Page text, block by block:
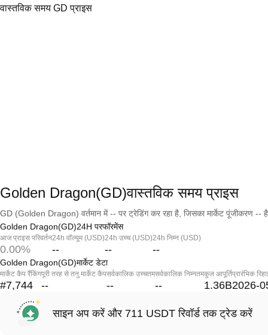
वास्तविक समय GD प्राइस
Golden Dragon(GD)वास्तविक समय प्राइस
GD (Golden Dragon) वर्तमान में -- पर ट्रेडिंग कर रहा है, जिसका मार्केट पूंजीकरण --
Golden Dragon(GD)24H परफॉरमेंस
आज प्राइस परिवर्तन
0.00%
24h वॉल्यूम (USD)
--
24h उच्च (USD)
--
24h निम्न (USD)
--
Golden Dragon(GD)मार्केट डेटा
मार्केट कैप रैंकिंग
#7,744
पूरी तरह से तनु मार्केट कैप
--
सर्वकालिक उच्चतम
--
सर्वकालिक निम्नतम
--
कुल आपूर्ति
1.36B
प्रारंभिक
2026-
साइन अप करें और 711 USDT रिवॉर्ड तक ट्रेड करें